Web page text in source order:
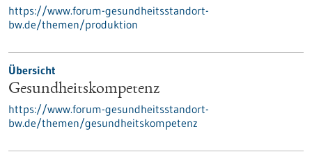
https://www.forum-gesundheitsstandort-
bw.de/themen/produktion
Übersicht
Gesundheitskompetenz
https://www.forum-gesundheitsstandort-
bw.de/themen/gesundheitskompetenz